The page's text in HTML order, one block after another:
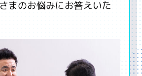
まのお悩みにお答えいた